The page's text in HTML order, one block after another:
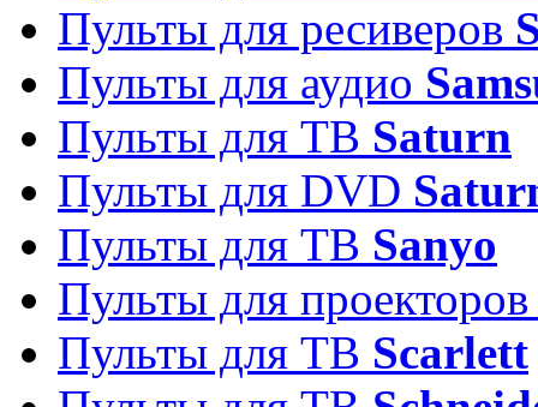
Пульты для ресиверов
Пульты для аудио
Пульты для ТВ Saturn
Пульты для DVD
Пульты для ТВ Sanyo
Пульты для
Пульты для ТВ Scarlett